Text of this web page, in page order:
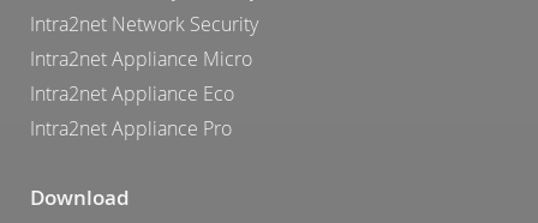
Intra2net Network Security
Intra2net Appliance Micro
Intra2net Appliance Eco
Intra2net Appliance Pro
Download